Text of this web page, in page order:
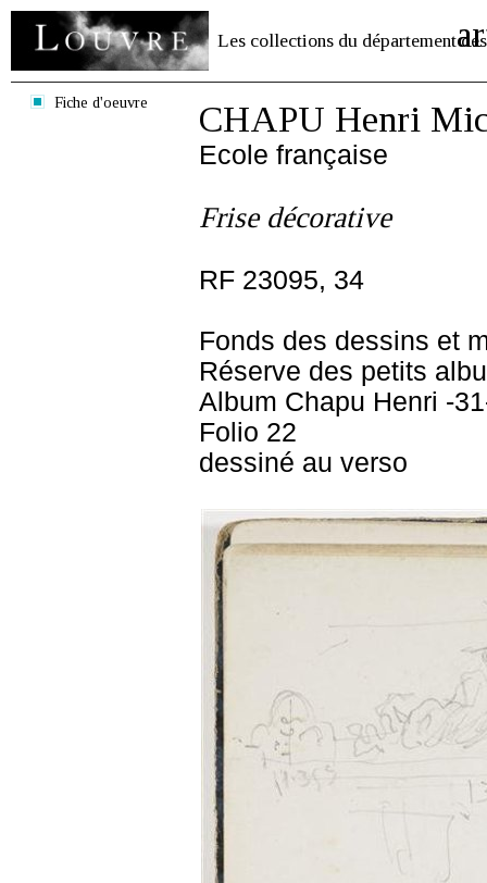
Les collections du département des
Fiche d'oeuvre CHAPU Henri
Ecole française
Frise décorative
RF 23095, 34
Fonds des dessins et
Réserve des petits
Album Chapu Henri -
Folio 22
dessiné au verso